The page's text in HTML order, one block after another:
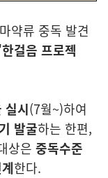
약류 중독 발견
한걸음 프로젝
실시(7월~)하여
발굴하는 한편,
상은 중독수준
한다.